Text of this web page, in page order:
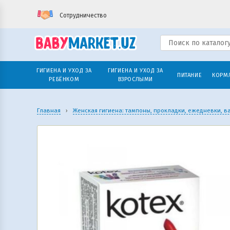
Сотрудничество
ГИГИЕНА И УХОД ЗА
РЕБЁНКОМ
ГИГИЕНА И УХОД ЗА
ВЗРОСЛЫМИ
ПИТАНИЕ
Главная › Женская гигиена: тампоны, прокладки, ежедневки,